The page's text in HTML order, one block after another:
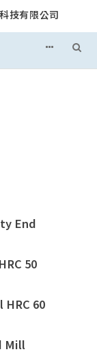
技有限公司
End
50
60
Mill